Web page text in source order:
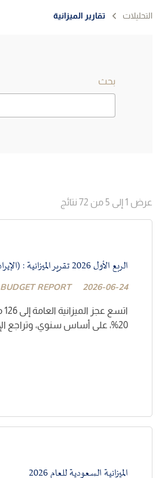
التحليلات تقارير الميزانية
بحث
عرض 1 إلى 5 من 72 نتائج
الربع الأول 2026 تقرير الميزانية : (الإيرادات النفطية ستعزز الميزانية بعد عجز قياسي في الربع الأول)
2026-06-24
BUDGET REPORT
20%، على أساس سنوي، وتراجع الإيرادات بدرجة طفيفة.
الميزانية السعودية للعام 2026